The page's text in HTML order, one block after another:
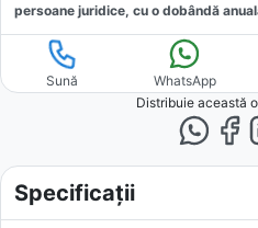
persoane juridice, cu o dobândă
Sună WhatsApp
Distribuie această
Specificații